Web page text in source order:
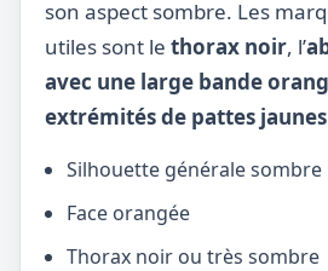
son aspect sombre. Les
utiles sont le thorax noir, l’
avec une large bande
extrémités de pattes jaunes
Silhouette générale sombre
Face orangée
Thorax noir ou très sombre